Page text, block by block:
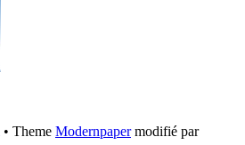
• Theme Modernpapermodifié par